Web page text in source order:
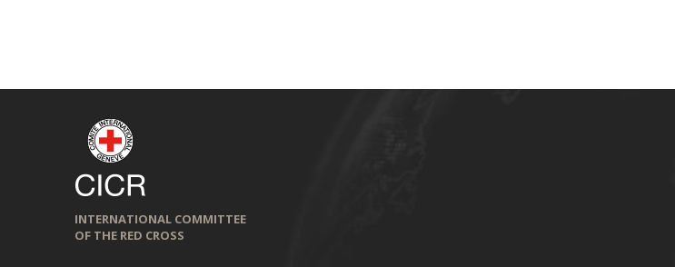
INTERNATIONAL COMMITTEE
OF THE RED CROSS